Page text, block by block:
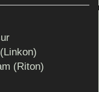
কারাদণ্ড
(Riton)